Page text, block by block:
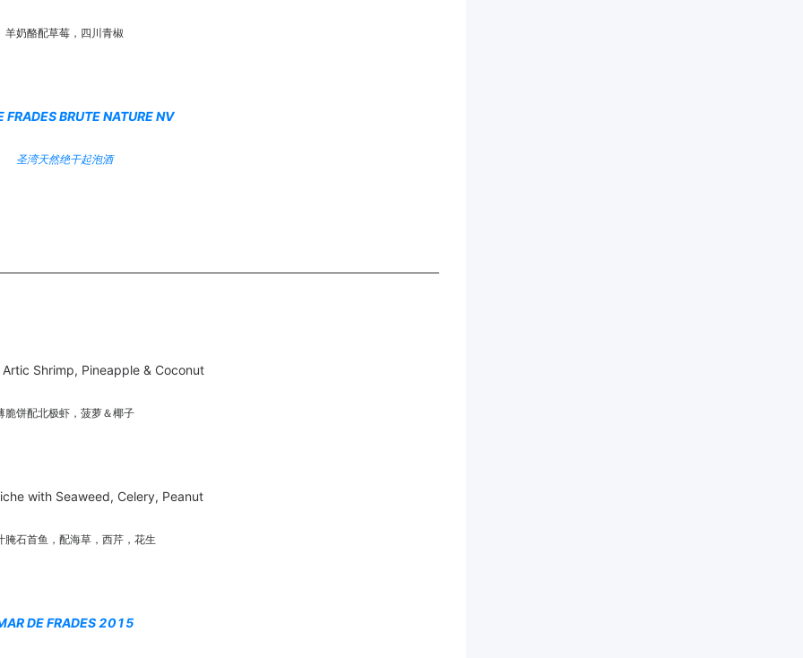
羊奶酪配草莓，四川青椒
FRADES BRUTE NATURE NV
圣湾天然绝干起泡酒
Shrimp, Pineapple & Coconut
脆饼配北极虾，菠萝＆椰子
with Seaweed, Celery, Peanut
腌石首鱼，配海草，西芹，花生
DE FRADES 2015